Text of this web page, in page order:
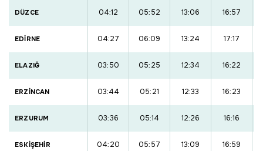
DÜZCE 04:12 05:52 13:06 16:57
EDİRNE 04:27 06:09 13:24 17:17
ELAZIĞ 03:50 05:25 12:34 16:22
ERZİNCAN 03:44 05:21 12:33 16:23
ERZURUM 03:36 05:14 12:26 16:16
ESKİŞEHİR 04:20 05:57 13:09 16:59